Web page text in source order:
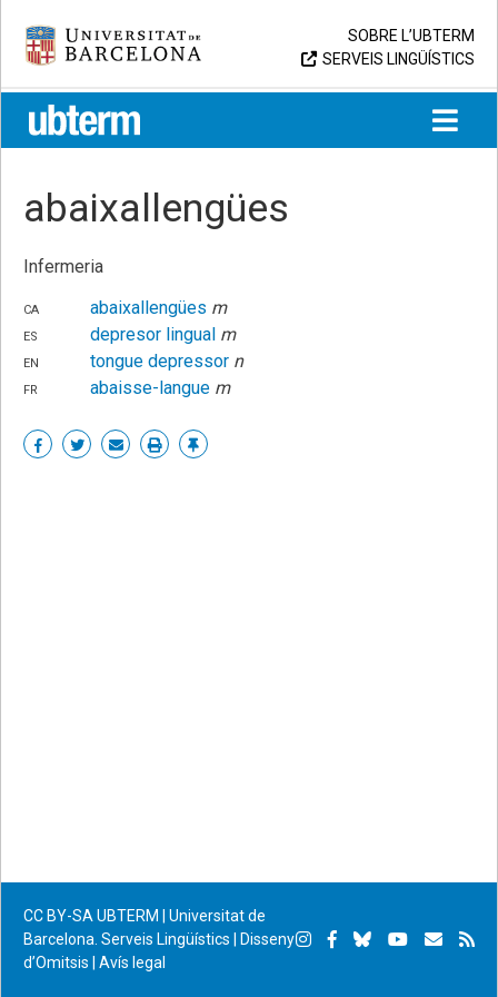
content
Universitat de Barcelona
SOBRE L’UBTERM
SERVEIS LINGÜÍSTICS
UB > UBTERM
abaixallengües
Infermeria
ca
abaixallengües m
es
depresor lingual m
en
tongue depressor n
fr
abaisse-langue m
Share ShareSharePrint Enllaç
CC BY-SA UBTERM | Universitat de
Barcelona. Serveis Lingüístics
Disseny
d’Omitsis
Avís legal
Instagram
Facebook
BlueskyYouTube